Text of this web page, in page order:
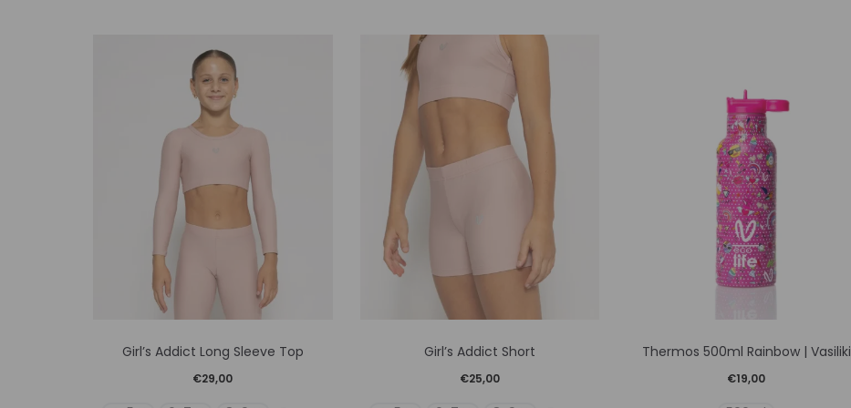
το
Girl’s Addict Long Sleeve Top
€29,00
το
Girl’s Addict Short
€25,00
το
Thermos 500ml Rainbow | Vasiliki
€19,00